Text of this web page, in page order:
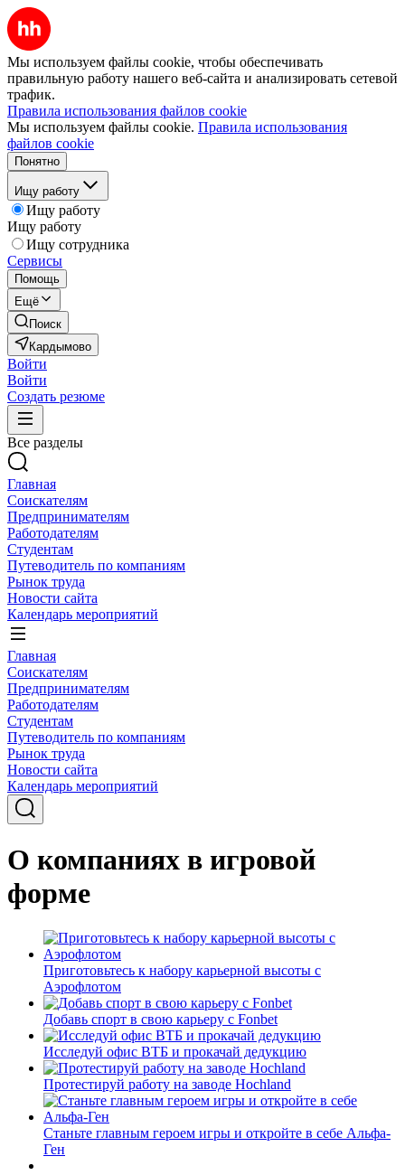
Мы используем файлы cookie, чтобы обеспечивать
правильную работу нашего веб-сайта и анализировать сетевой
трафик.
Правила использования файлов cookie
Мы используем файлы cookie. Правила использования
файлов cookie
Понятно
Ищу работу
Ищу работу
Ищу работу
Ищу сотрудника
Сервисы
Помощь
Ещё
Поиск
Кардымово
Войти
Войти
Создать резюме
Все разделы
Главная
Соискателям
Предпринимателям
Работодателям
Студентам
Путеводитель по компаниям
Рынок труда
Новости сайта
Календарь мероприятий
Главная
Соискателям
Предпринимателям
Работодателям
Студентам
Путеводитель по компаниям
Рынок труда
Новости сайта
Календарь мероприятий
О компаниях в игровой
форме
Приготовьтесь к набору карьерной высоты с
Аэрофлотом
Добавь спорт в свою карьеру с Fonbet
Исследуй офис ВТБ и прокачай дедукцию
Протестируй работу на заводе Hochland
Станьте главным героем игры и откройте в себе Альфа-
Ген